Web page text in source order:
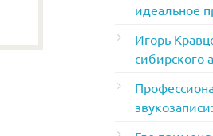
идеальное
Игорь
сибирского